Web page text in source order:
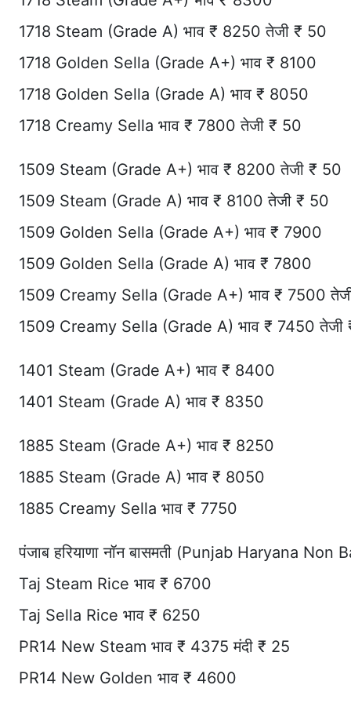
1718 Steam (Grade A) भाव ₹ 8250 तेजी ₹ 50
1718 Golden Sella (Grade A+) भाव ₹ 8100
1718 Golden Sella (Grade A) भाव ₹ 8050
1718 Creamy Sella भाव ₹ 7800 तेजी ₹ 50
1509 Steam (Grade A+) भाव ₹ 8200 तेजी ₹ 50
1509 Steam (Grade A) भाव ₹ 8100 तेजी ₹ 50
1509 Golden Sella (Grade A+) भाव ₹ 7900
1509 Golden Sella (Grade A) भाव ₹ 7800
1509 Creamy Sella (Grade A+) भाव ₹ 7500
1509 Creamy Sella (Grade A) भाव ₹ 7450 तेजी
1401 Steam (Grade A+) भाव ₹ 8400
1401 Steam (Grade A) भाव ₹ 8350
1885 Steam (Grade A+) भाव ₹ 8250
1885 Steam (Grade A) भाव ₹ 8050
1885 Creamy Sella भाव ₹ 7750
पंजाब हरियाणा नॉन बासमती (Punjab Haryana Non
Taj Steam Rice भाव ₹ 6700
Taj Sella Rice भाव ₹ 6250
PR14 New Steam भाव ₹ 4375 मंदी ₹ 25
PR14 New Golden भाव ₹ 4600